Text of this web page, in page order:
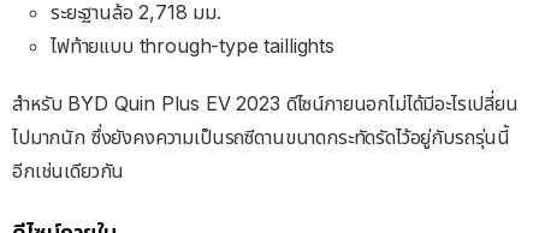
ระยะฐานล้อ 2,718 มม.
ไฟท้ายแบบ through-type taillights
สำหรับ BYD Quin Plus EV 2023 ดีไซน์ภายนอกไม่ได้มีอะไรเปลี่ยน
ไปมากนัก ซึ่งยังคงความเป็นรถซีดานขนาดกระทัดรัดไว้อยู่กับรถรุ่นนี้
อีกเช่นเดียวกัน